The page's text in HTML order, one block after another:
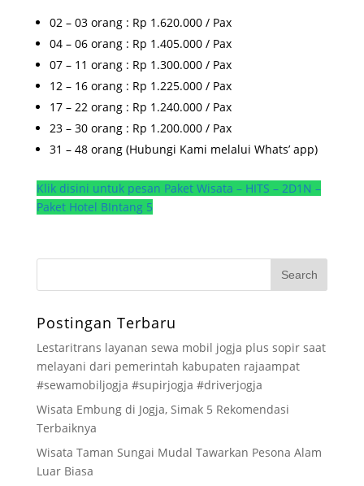
02 – 03 orang : Rp 1.620.000 / Pax
04 – 06 orang : Rp 1.405.000 / Pax
07 – 11 orang : Rp 1.300.000 / Pax
12 – 16 orang : Rp 1.225.000 / Pax
17 – 22 orang : Rp 1.240.000 / Pax
23 – 30 orang : Rp 1.200.000 / Pax
31 – 48 orang (Hubungi Kami melalui Whats’ app)
Klik disini untuk pesan Paket Wisata – HITS – 2D1N –
Paket Hotel BIntang 5
Postingan Terbaru
Lestaritrans layanan sewa mobil jogja plus sopir saat
melayani dari pemerintah kabupaten rajaampat
#sewamobiljogja #supirjogja #driverjogja
Wisata Embung di Jogja, Simak 5 Rekomendasi
Terbaiknya
Wisata Taman Sungai Mudal Tawarkan Pesona Alam
Luar Biasa